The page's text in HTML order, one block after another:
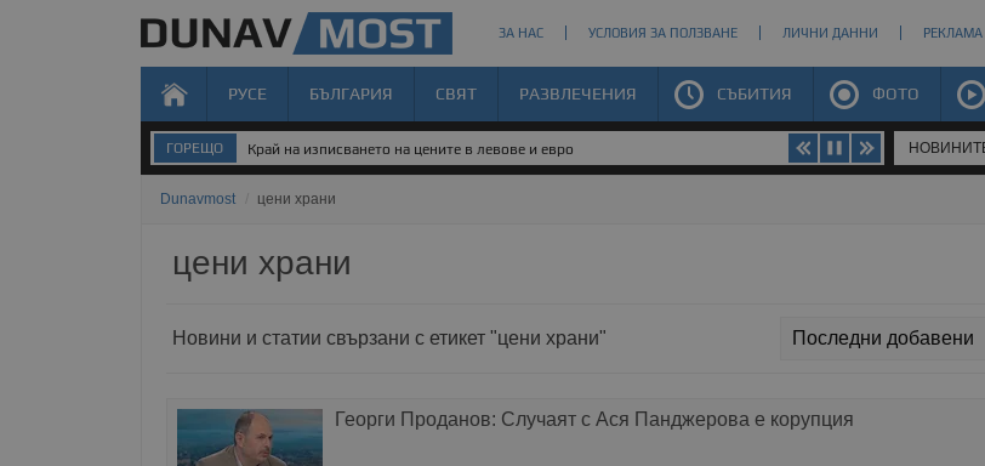
ЗА НАС УСЛОВИЯ ЗА ПОЛЗВАНЕ ЛИЧНИ ДАННИ РЕКЛАМА
РУСЕ БЪЛГАРИЯ СВЯТ РАЗВЛЕЧЕНИЯ СЪБИТИЯ ФОТО
ГОРЕЩО Край на изписването на цените в левове и евро
Dunavmost цени храни
цени храни
Новини и статии свързани с етикет "цени храни"
Георги Проданов: Случаят с Ася Панджерова е корупция